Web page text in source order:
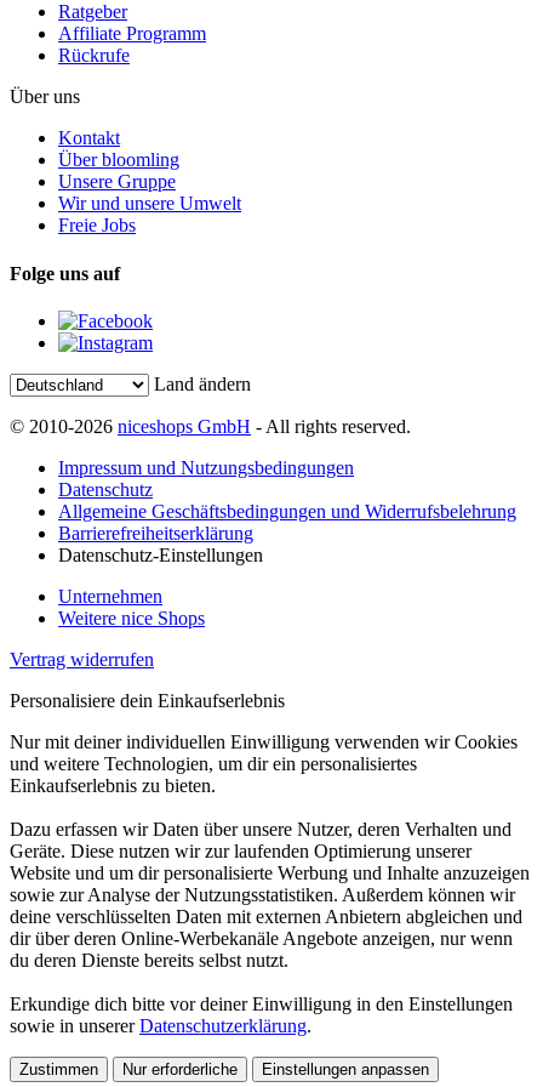
Ratgeber
Affiliate Programm
Rückrufe
Über uns
Kontakt
Über bloomling
Unsere Gruppe
Wir und unsere Umwelt
Freie Jobs
Folge uns auf
Land ändern
© 2010-2026 niceshops GmbH - All rights reserved.
Impressum und Nutzungsbedingungen
Datenschutz
Allgemeine Geschäftsbedingungen und Widerrufsbelehrung
Barrierefreiheitserklärung
Datenschutz-Einstellungen
Unternehmen
Weitere nice Shops
Vertrag widerrufen
Personalisiere dein Einkaufserlebnis
Nur mit deiner individuellen Einwilligung verwenden wir Cookies
und weitere Technologien, um dir ein personalisiertes
Einkaufserlebnis zu bieten.
Dazu erfassen wir Daten über unsere Nutzer, deren Verhalten und
Geräte. Diese nutzen wir zur laufenden Optimierung unserer
Website und um dir personalisierte Werbung und Inhalte anzuzeigen
sowie zur Analyse der Nutzungsstatistiken. Außerdem können wir
deine verschlüsselten Daten mit externen Anbietern abgleichen und
dir über deren Online-Werbekanäle Angebote anzeigen, nur wenn
du deren Dienste bereits selbst nutzt.
Erkundige dich bitte vor deiner Einwilligung in den Einstellungen
sowie in unsererDatenschutzerklärung.
Zustimmen Nur erforderliche Einstellungen anpassen